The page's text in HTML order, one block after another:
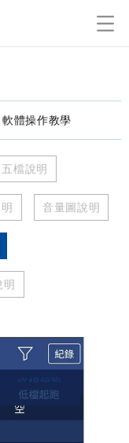
軟體操作教學
五檔說明
音量圖說明
明